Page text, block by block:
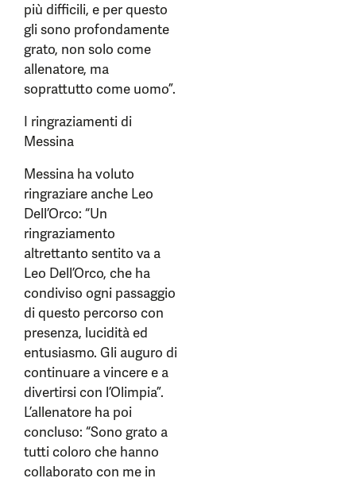
più difficili, e per questo
gli sono profondamente
grato, non solo come
allenatore, ma
soprattutto come uomo”.
I ringraziamenti di
Messina
Messina ha voluto
ringraziare anche Leo
Dell’Orco: “Un
ringraziamento
altrettanto sentito va a
Leo Dell’Orco, che ha
condiviso ogni passaggio
di questo percorso con
presenza, lucidità ed
entusiasmo. Gli auguro di
continuare a vincere e a
divertirsi con l’Olimpia”.
L’allenatore ha poi
concluso: “Sono grato a
tutti coloro che hanno
collaborato con me in